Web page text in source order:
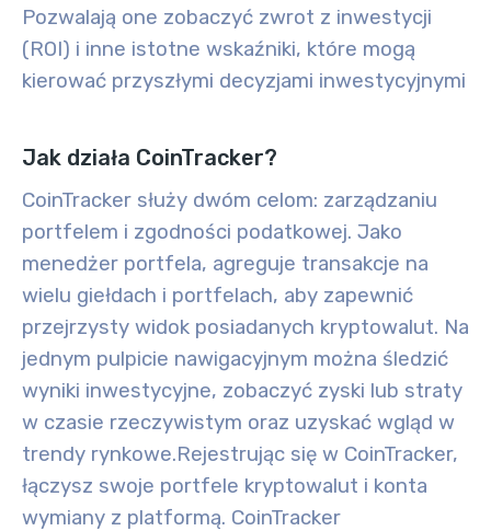
Pozwalają one zobaczyć zwrot z inwestycji
(ROI) i inne istotne wskaźniki, które mogą
kierować przyszłymi decyzjami inwestycyjnymi
Jak działa CoinTracker?
CoinTracker służy dwóm celom: zarządzaniu
portfelem i zgodności podatkowej. Jako
menedżer portfela, agreguje transakcje na
wielu giełdach i portfelach, aby zapewnić
przejrzysty widok posiadanych kryptowalut. Na
jednym pulpicie nawigacyjnym można śledzić
wyniki inwestycyjne, zobaczyć zyski lub straty
w czasie rzeczywistym oraz uzyskać wgląd w
trendy rynkowe.Rejestrując się w CoinTracker,
łączysz swoje portfele kryptowalut i konta
wymiany z platformą. CoinTracker